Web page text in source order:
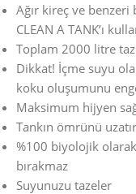
Ağır kireç ve benzeri
CLEAN A TANK’ı
Toplam 2000 litre
Dikkat! İçme suyu
koku oluşumunu
Maksimum hijyen
Tankın ömrünü uzatır
%100 biyolojik
bırakmaz
Suyunuzu tazeler